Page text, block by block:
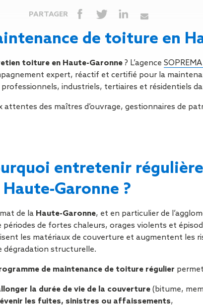
par
Perméabilité
Serrurerie
toiture-
Entretien
toiture en
Entretien
pluviale
fuites
toiture
PARTAGER
de toiture en
toiture en Haute-Garonne ? L’agence
expert, réactif et certifié pour la
industriels, tertiaires et résidentiels
des maîtres d’ouvrage, gestionnaires de
entretenir
Haute-Garonne ?
de la Haute-Garonne, et en particulier de
périodes de fortes chaleurs, orages violents et
les matériaux de couverture et augmentent les
dégradation structurelle.
de maintenance de toiture régulier
la durée de vie de la couverture (bitume,
les fuites, sinistres ou affaissements,